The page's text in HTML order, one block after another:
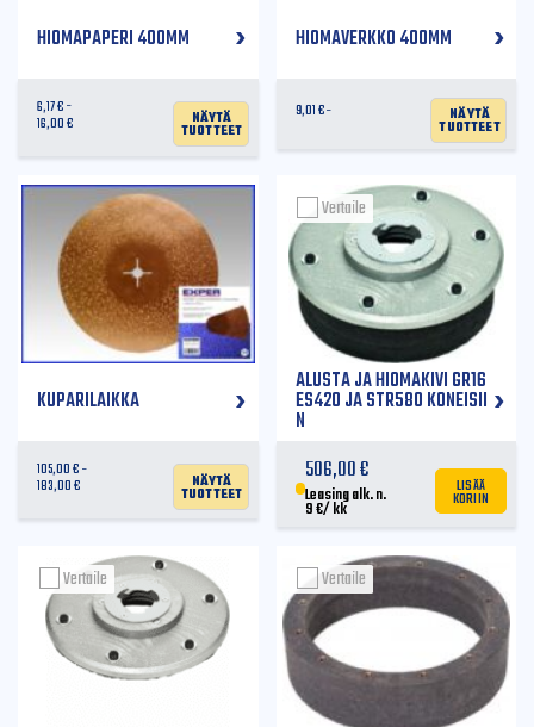
HIOMAPAPERI 400MM
6,17€
16,00€ Näytä
tuotteet
HIOMAVERKKO 400MM
9,01€ Näytä
tuotteet
KUPARILAIKKA
105,00€
183,00€ Näytä
tuotteet
ALUSTA JA HIOMAKIVI GR16
ES420 JA STR580 KONEISII
N
506,00€
Leasing alk. n.
9€/ kk
LISÄÄ
KORIIN
Vertaile
Vertaile Vertaile